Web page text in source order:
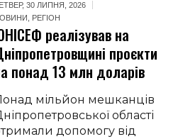
30 ЛИПНЯ, 2026
РЕГІОН
реалізував на
проєкти
понад 13 млн доларів
мільйон мешканців
області
допомогу від